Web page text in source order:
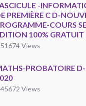
-
PREMIÈRE C D-
COURS
100% GRATUIT
51674 Views
PROBATOIRE
45672 Views